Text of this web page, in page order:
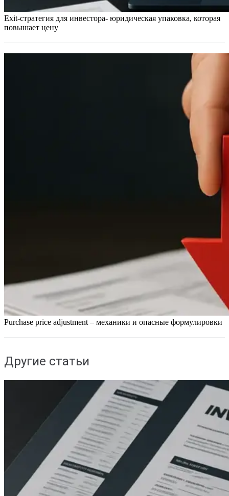
Exit-стратегия для инвестора- юридическая упаковка, которая
повышает цену
Purchase price adjustment – механики и опасные формулировки
Другие статьи